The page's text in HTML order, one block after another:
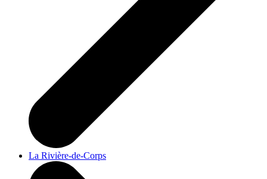
La Rivière-de-Corps